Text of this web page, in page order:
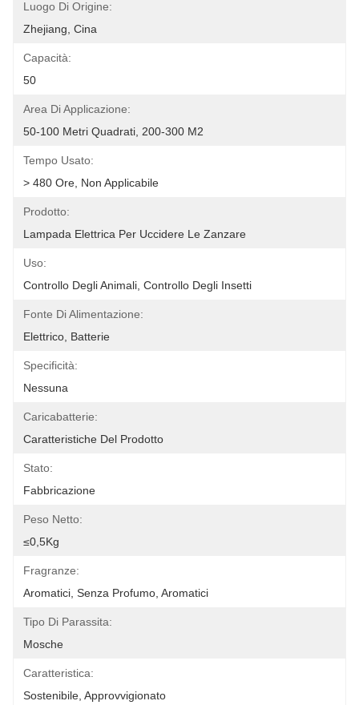
Luogo Di Origine:
Zhejiang, Cina
Capacità:
50
Area Di Applicazione:
50-100 Metri Quadrati, 200-300 M2
Tempo Usato:
> 480 Ore, Non Applicabile
Prodotto:
Lampada Elettrica Per Uccidere Le Zanzare
Uso:
Controllo Degli Animali, Controllo Degli Insetti
Fonte Di Alimentazione:
Elettrico, Batterie
Specificità:
Nessuna
Caricabatterie:
Caratteristiche Del Prodotto
Stato:
Fabbricazione
Peso Netto:
≤0,5Kg
Fragranze:
Aromatici, Senza Profumo, Aromatici
Tipo Di Parassita:
Mosche
Caratteristica:
Sostenibile, Approvvigionato